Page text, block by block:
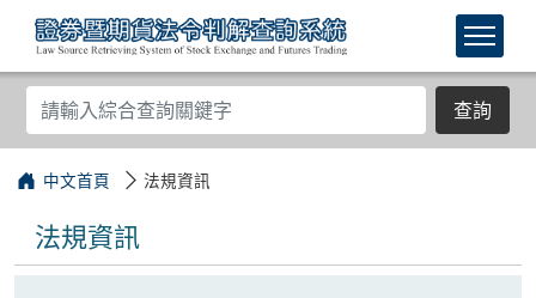
查詢
中文首頁 法規資訊
法規資訊